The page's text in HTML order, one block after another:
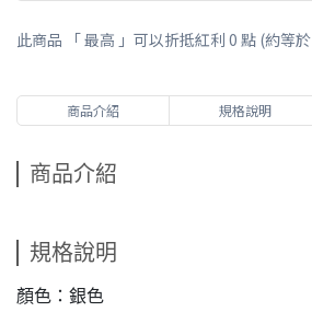
此商品 「 最高 」可以折抵紅利 0 點 (約等於
商品介紹 規格說明
商品介紹
規格說明
顏色：銀色